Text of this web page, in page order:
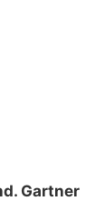
Gartner